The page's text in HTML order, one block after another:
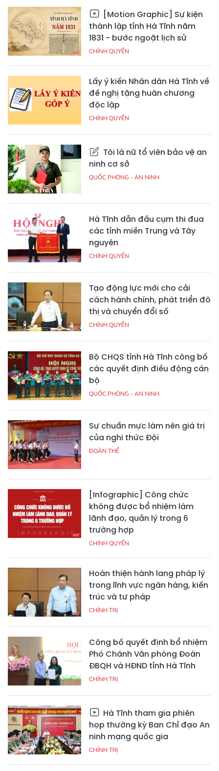
[Motion Graphic] Sự kiện
thành lập tỉnh Hà Tĩnh năm
1831 - bước ngoặt lịch sử
CHÍNH QUYỀN
Lấy ý kiến Nhân dân Hà Tĩnh về
đề nghị tặng huân chương
độc lập
CHÍNH QUYỀN
Tôi là nữ tổ viên bảo vệ an
ninh cơ sở
QUỐC PHÒNG - AN NINH
Hà Tĩnh dẫn đầu cụm thi đua
các tỉnh miền Trung và Tây
nguyên
CHÍNH QUYỀN
Tạo động lực mới cho cải
cách hành chính, phát triển đô
thị và chuyển đổi số
CHÍNH QUYỀN
Bộ CHQS tỉnh Hà Tĩnh công bố
các quyết định điều động cán
bộ
QUỐC PHÒNG - AN NINH
Sự chuẩn mực làm nên giá trị
của nghi thức Đội
ĐOÀN THỂ
[Infographic] Công chức
không được bổ nhiệm làm
lãnh đạo, quản lý trong 6
trường hợp
CHÍNH QUYỀN
Hoàn thiện hành lang pháp lý
trong lĩnh vực ngân hàng, kiến
trúc và tư pháp
CHÍNH TRỊ
Công bố quyết định bổ nhiệm
Phó Chánh Văn phòng Đoàn
ĐBQH và HĐND tỉnh Hà Tĩnh
CHÍNH TRỊ
Hà Tĩnh tham gia phiên
họp thường kỳ Ban Chỉ đạo An
ninh mạng quốc gia
CHÍNH TRỊ